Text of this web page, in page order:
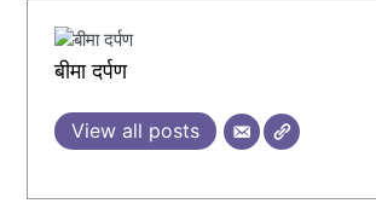
बीमा दर्पण
View all posts